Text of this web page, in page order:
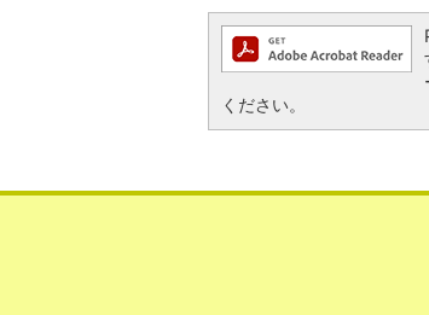
ください。